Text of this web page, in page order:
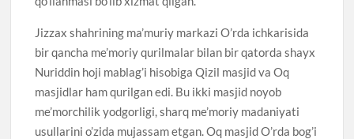
Jizzax shahrining ma’muriy markazi O’rda ichkarisida
bir qancha me’moriy qurilmalar bilan bir qatorda shayx
Nuriddin hoji mablag’i hisobiga Qizil masjid va Oq
masjidlar ham qurilgan edi. Bu ikki masjid noyob
me’morchilik yodgorligi, sharq me’moriy madaniyati
usullarini o’zida mujassam etgan. Oq masjid O’rda bog’i